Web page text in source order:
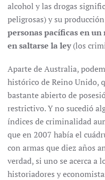
alcohol y las drogas
peligrosas) y su
personas pacíficas en
en saltarse la ley(los
Aparte de Australia,
histórico de Reino Unido,
bastante abierto de
restrictivo. Y no sucedió
índices de criminalidad
que en 2007 había el
con armas que diez años
verdad, si uno se acerca
historiadores y